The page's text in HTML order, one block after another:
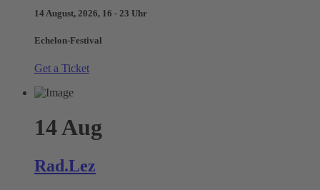
14 August, 2026, 16 - 23 Uhr
Echelon-Festival
Get a Ticket
14Aug
Rad.Lez